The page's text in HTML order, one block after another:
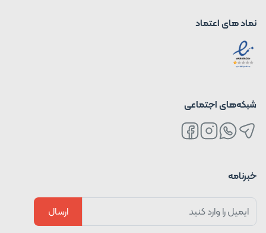
نماد های اعتماد
شبکه‌های اجتماعی
خبرنامه
ارسال